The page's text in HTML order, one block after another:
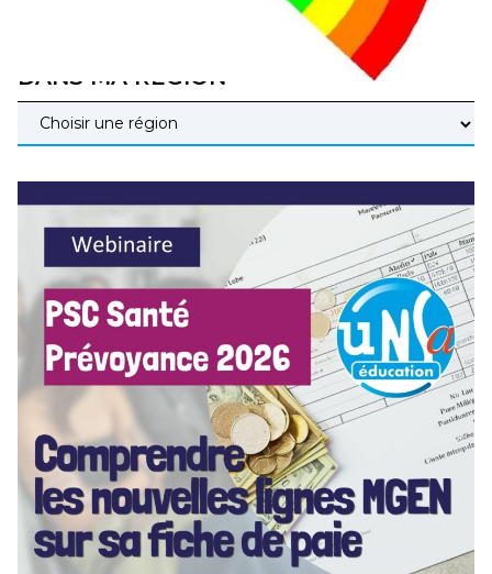
DANS MA RÉGION
[POITIERS] PSC Santé : ces nouvelles lignes MGEN
sur votre fiche de paie — on vous explique tout en
webinaire !
3 juillet 2026 –NOUVELLE-AQUITAINE
Depuis mai 2026, de nouvelles lignes sont apparues sur vos
bulletins de paie : MGEN part forfaitaire, part solidaire,
action sociale, aide aux retraités… Difficile…